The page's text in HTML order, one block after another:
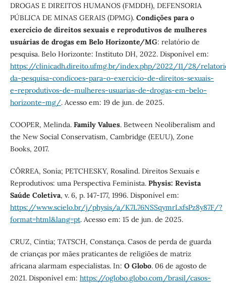
DROGAS E DIREITOS HUMANOS (FMDDH), DEFENSORIA
PÚBLICA DE MINAS GERAIS (DPMG). Condições para o
exercício de direitos sexuais e reprodutivos de mulheres
usuárias de drogas em Belo Horizonte/MG: relatório de
pesquisa. Belo Horizonte: Instituto DH, 2022. Disponível em:
https://clinicadh.direito.ufmg.br/index.php/2022/11/28/
da-pesquisa-condicoes-para-o-exercicio-de-direitos-sexuais-
e-reprodutivos-de-mulheres-usuarias-de-drogas-em-belo-
horizonte-mg/. Acesso em: 19 de jun. de 2025.
COOPER, Melinda. Family Values. Between Neoliberalism and
the New Social Conservatism, Cambridge (EEUU), Zone
Books, 2017.
CÔRREA, Sonia; PETCHESKY, Rosalind. Direitos Sexuais e
Reprodutivos: uma Perspectiva Feminista. Physis: Revista
Saúde Coletiva, v. 6, p. 147-177, 1996. Disponível em:
https://www.scielo.br/j/physis/a/K7L76NSSqymrLxfsPz8y87F/?
format=html&lang=pt. Acesso em: 15 de jun. de 2025.
CRUZ, Cíntia; TATSCH, Constança. Casos de perda de guarda
de crianças por mães praticantes de religiões de matriz
africana alarmam especialistas. In: O Globo. 06 de agosto de
2021. Disponível em: https://oglobo.globo.com/brasil/casos-